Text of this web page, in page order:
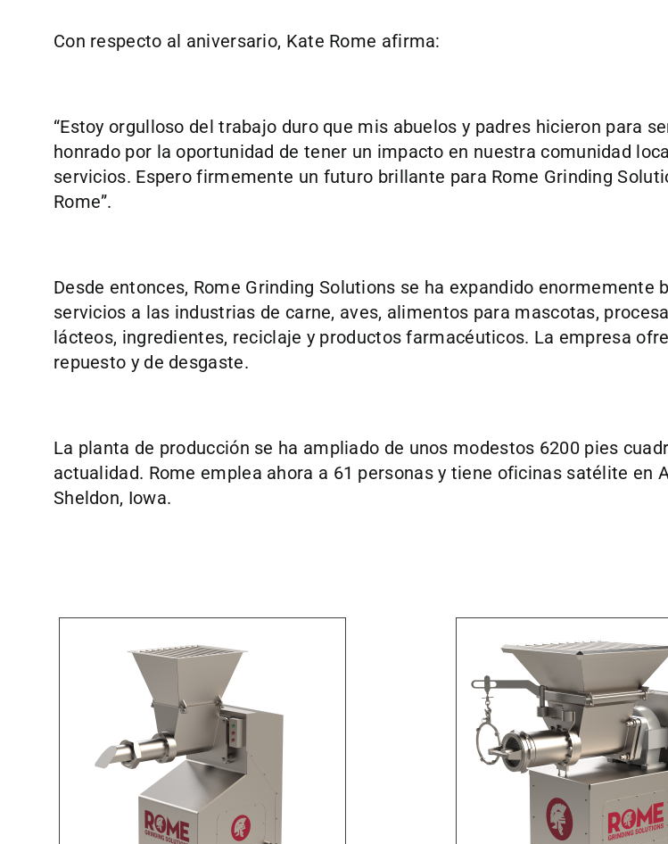
Con respecto al aniversario, Kate Rome afirma:
“Estoy orgulloso del trabajo duro que mis abuelos y padres hicieron para
honrado por la oportunidad de tener un impacto en nuestra comunidad
servicios. Espero firmemente un futuro brillante para Rome Grinding
Rome”.
Desde entonces, Rome Grinding Solutions se ha expandido
servicios a las industrias de carne, aves, alimentos para mascotas,
lácteos, ingredientes, reciclaje y productos farmacéuticos. La empresa
repuesto y de desgaste.
La planta de producción se ha ampliado de unos modestos 6200 pies
actualidad. Rome emplea ahora a 61 personas y tiene oficinas satélite en
Sheldon, Iowa.